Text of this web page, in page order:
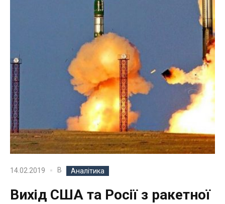
14.02.2019 В Аналітика
Вихід США та Росії з ракетної